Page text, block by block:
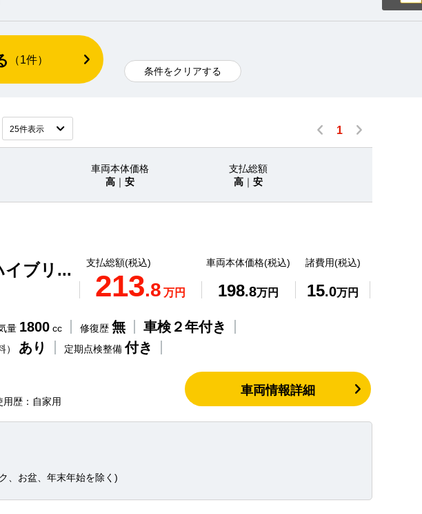
（1件）
条件をクリアする
1
車両本体価格
高 ｜ 安
支払総額
高 ｜ 安
ブリ... 支払総額(税込)
213.8 万円
車両本体価格(税込)
198.8万円
諸費用(税込)
15.0万円
量 1800 cc 修復歴 無 車検２年付き
） あり 定期点検整備付き
用歴：自家用
車両情報詳細
、お盆、年末年始を除く)